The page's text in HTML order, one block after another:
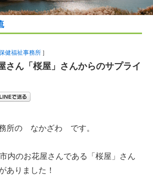
o
保健福祉事務所 ］
さん「桜屋」さんからのサプライ
務所の なかざわ です。
内のお花屋さんである「桜屋」さん
ありました！